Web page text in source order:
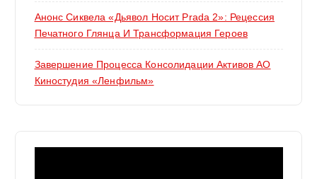
Анонс Сиквела «Дьявол Носит Prada 2»: Рецессия
Печатного Глянца И Трансформация Героев
Завершение Процесса Консолидации Активов АО
Киностудия «Ленфильм»